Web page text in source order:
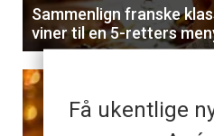
Få ukentlige
Sammenlign franske
viner til en 5-retters